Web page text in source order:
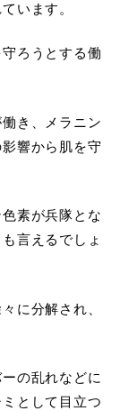
います。
ろうとする働
き、メラニン
響から肌を守
素が兵隊とな
言えるでしょ
に分解され、
の乱れなどに
として目立つ